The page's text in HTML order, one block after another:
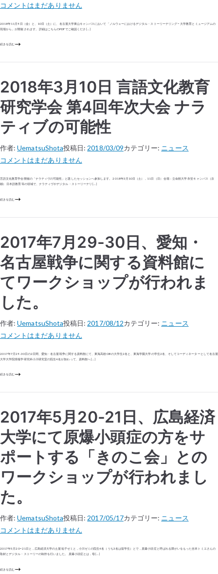
コメントはまだありません
2018年11月9日（金）と、10日（土）に、名古屋大学東山キャンパスにおいて「ノルウェーにおけるデジタル・ストーリーテリング − 大学教育とミュージアムの
現場から」が開催されます。 詳細はこちらのPDFでご確認くださ […]
続きを読む
2018年3月10日 言語文化教育
研究学会 第4回年次大会 ナラ
ティブの可能性
作者:UematsuShota投稿日: 2018/03/09カテゴリー: ニュース
コメントはまだありません
言語文化教育学会開催の「ナラティヴの可能性」と題したセッションへ参加します。 2018年3月10日（土），11日（日） 会場：立命館大学 衣笠キャンパス（京
都） 日本語教育等の領域で、ナラティヴやデジタル・ストーリーテリ […]
続きを読む
2017年7月29-30日、愛知・
名古屋戦争に関する資料館に
てワークショップが行われま
した。
作者:UematsuShota投稿日: 2017/08/12カテゴリー: ニュース
コメントはまだありません
2017年7月29-30日の2日間、愛知・名古屋戦争に関する資料館にて、東海高校OBの大学生2名と、東海学園大学の学生2名、そしてコーディネーターとして名古屋
大学大学院情報学研究科小川研究室の院生4名が加わって、資料館へ […]
続きを読む
2017年5月20-21日、広島経済
大学にて原爆小頭症の方をサ
ポートする「きのこ会」との
ワークショップが行われまし
た。
作者:UematsuShota投稿日: 2017/05/17カテゴリー: ニュース
コメントはまだありません
2017年5月20−21日と，広島経済大学の土屋祐子ゼミと，小川ゼミの院生4名（うち3名は留学生）とで，原爆小頭症と呼ばれる障がいをもった吉本トミエさんの
取材とデジタル・ストーリーの制作を行いました。 原爆小頭症とは，母 […]
続きを読む